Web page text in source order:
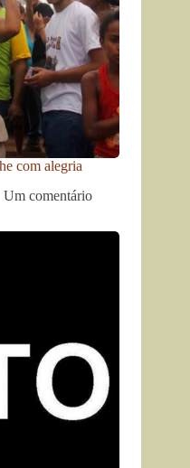
com alegria
Um comentário